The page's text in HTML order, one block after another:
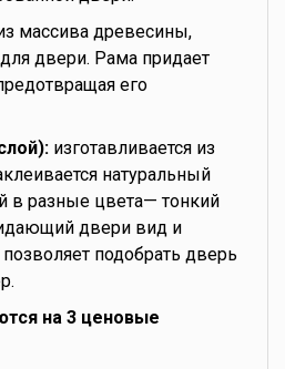
массива древесины,
двери. Рама придает
его
изготавливается из
натуральный
в разные цвета— тонкий
двери вид и
позволяет подобрать дверь
на 3 ценовые